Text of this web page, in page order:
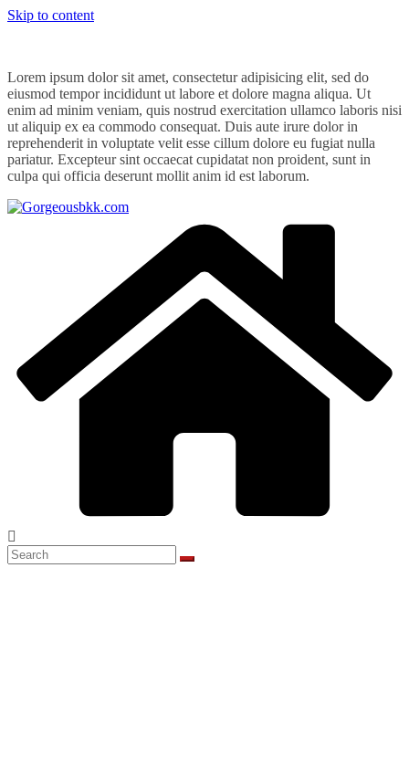
Skip to content
Lorem ipsum dolor sit amet, consectetur adipisicing elit, sed do
eiusmod tempor incididunt ut labore et dolore magna aliqua. Ut
enim ad minim veniam, quis nostrud exercitation ullamco laboris nisi
ut aliquip ex ea commodo consequat. Duis aute irure dolor in
reprehenderit in voluptate velit esse cillum dolore eu fugiat nulla
pariatur. Excepteur sint occaecat cupidatat non proident, sunt in
culpa qui officia deserunt mollit anim id est laborum.